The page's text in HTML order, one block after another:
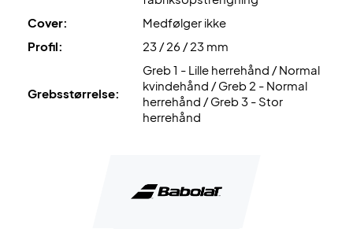
Cover:
Medfølger ikke
Profil:
23 / 26 / 23 mm
Grebsstørrelse:
Greb 1 - Lille herrehånd / Normal
kvindehånd / Greb 2 - Normal
herrehånd / Greb 3 - Stor
herrehånd